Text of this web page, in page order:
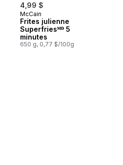
4,99 $
Préparé au Canada
McCain
Frites julienne
Superfriesᴹᴰ 5
minutes
650 g, 0,77 $/100g